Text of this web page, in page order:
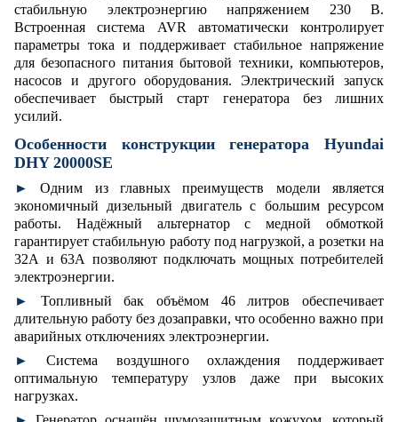
стабильную электроэнергию напряжением 230 В.
Встроенная система AVR автоматически контролирует
параметры тока и поддерживает стабильное напряжение
для безопасного питания бытовой техники, компьютеров,
насосов и другого оборудования. Электрический запуск
обеспечивает быстрый старт генератора без лишних
усилий.
Особенности конструкции генератора Hyundai
DHY 20000SE
►Одним из главных преимуществ модели является
экономичный дизельный двигатель с большим ресурсом
работы. Надёжный альтернатор с медной обмоткой
гарантирует стабильную работу под нагрузкой, а розетки на
32А и 63А позволяют подключать мощных потребителей
электроэнергии.
► Топливный бак объёмом 46 литров обеспечивает
длительную работу без дозаправки, что особенно важно при
аварийных отключениях электроэнергии.
►Система воздушного охлаждения поддерживает
оптимальную температуру узлов даже при высоких
нагрузках.